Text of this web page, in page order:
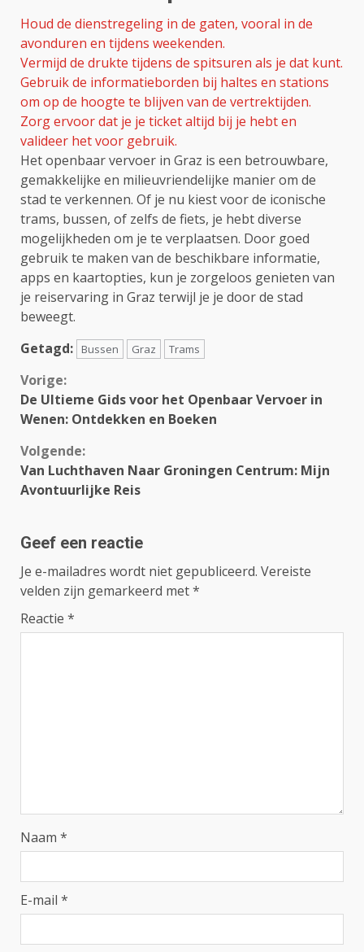
Houd de dienstregeling in de gaten, vooral in de
avonduren en tijdens weekenden.
Vermijd de drukte tijdens de spitsuren als je dat kunt.
Gebruik de informatieborden bij haltes en stations
om op de hoogte te blijven van de vertrektijden.
Zorg ervoor dat je je ticket altijd bij je hebt en
valideer het voor gebruik.
Het openbaar vervoer in Graz is een betrouwbare,
gemakkelijke en milieuvriendelijke manier om de
stad te verkennen. Of je nu kiest voor de iconische
trams, bussen, of zelfs de fiets, je hebt diverse
mogelijkheden om je te verplaatsen. Door goed
gebruik te maken van de beschikbare informatie,
apps en kaartopties, kun je zorgeloos genieten van
je reiservaring in Graz terwijl je je door de stad
beweegt.
Getagd:
Bussen Graz Trams
Continue
Reading
Vorige:
De Ultieme Gids voor het Openbaar Vervoer in
Wenen: Ontdekken en Boeken
Volgende:
Van Luchthaven Naar Groningen Centrum: Mijn
Avontuurlijke Reis
Geef een reactie
Je e-mailadres wordt niet gepubliceerd. Vereiste
velden zijn gemarkeerd met*
Reactie *
Naam *
E-mail *